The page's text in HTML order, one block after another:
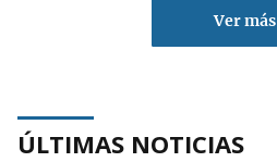
Ver más
ÚLTIMAS NOTICIAS